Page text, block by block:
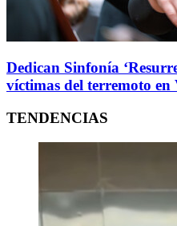
Dedican Sinfonía
víctimas del terremoto en
TENDENCIAS